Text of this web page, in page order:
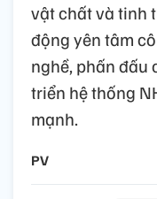
vật chất và tinh
động yên tâm
nghề, phấn đấu
triển hệ thống
mạnh.
PV